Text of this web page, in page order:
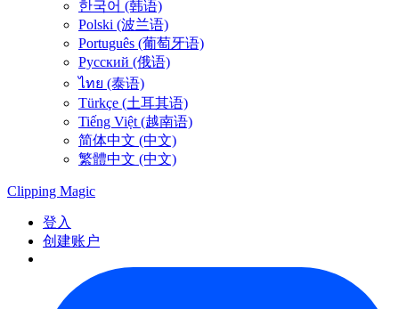
한국어 (韩语)
Polski (波兰语)
Português (葡萄牙语)
Русский (俄语)
ไทย (泰语)
Türkçe (土耳其语)
Tiếng Việt (越南语)
简体中文 (中文)
繁體中文 (中文)
Clipping Magic
登入
创建账户